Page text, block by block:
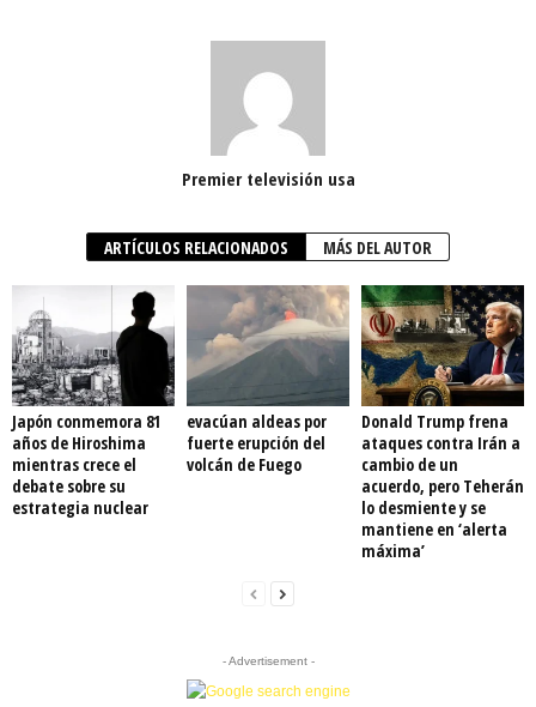
Premier televisión usa
ARTÍCULOS RELACIONADOS MÁS DEL AUTOR
Japón conmemora 81
años de Hiroshima
mientras crece el
debate sobre su
estrategia nuclear
evacúan aldeas por
fuerte erupción del
volcán de Fuego
Donald Trump frena
ataques contra Irán a
cambio de un
acuerdo, pero Teherán
lo desmiente y se
mantiene en ‘alerta
máxima’
- Advertisement -